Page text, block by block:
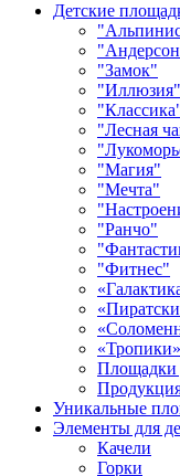
Детские
"Замок"
"Иллюзия"
"Лесная
"Магия"
"Мечта"
"Ранчо"
"Фитнес"
«Тропики»
Площадки
Уникальные
Элементы для
Качели
Горки